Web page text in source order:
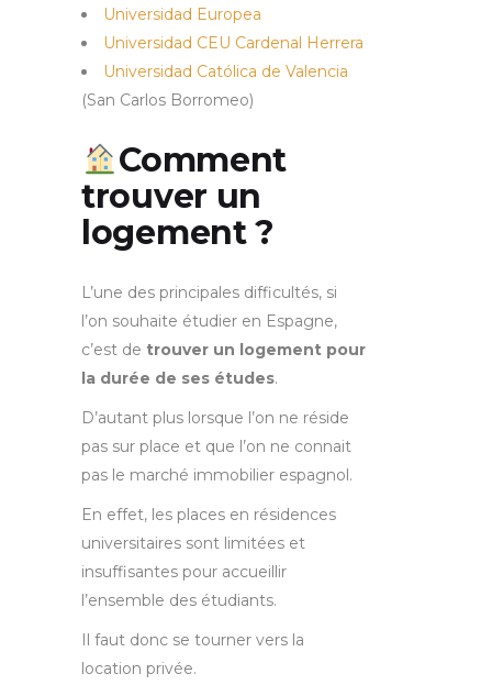
Universidad Europea
Universidad CEU Cardenal Herrera
Universidad Católica de Valencia
(San Carlos Borromeo)
Comment
trouver un
logement ?
L’une des principales difficultés, si
l’on souhaite étudier en Espagne,
c’est de trouver un logement pour
la durée de ses études.
D’autant plus lorsque l’on ne réside
pas sur place et que l’on ne connait
pas le marché immobilier espagnol.
En effet, les places en résidences
universitaires sont limitées et
insuffisantes pour accueillir
l’ensemble des étudiants.
Il faut donc se tourner vers la
location privée.